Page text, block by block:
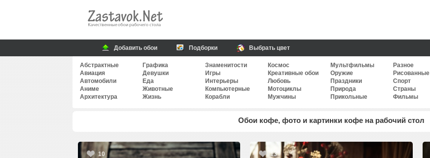
Добавить обои Подборки Выбрать цвет
Абстрактные
Авиация
Автомобили
Аниме
Архитектура
Графика
Девушки
Еда
Животные
Жизнь
Знаменитости
Игры
Интерьеры
Компьютерные
Корабли
Космос
Креативные обои
Любовь
Мотоциклы
Мужчины
Мультфильмы
Оружие
Праздники
Природа
Прикольные
Разное
Рисованные
Спорт
Страны
Фильмы
Обои кофе, фото и картинки кофе на рабочий стол
10 13